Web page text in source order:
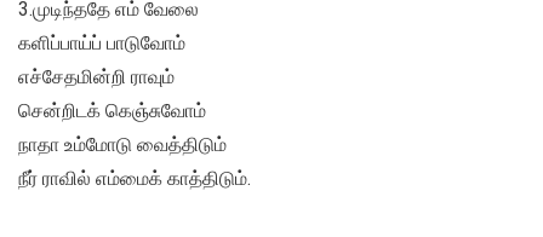
3.முடிந்ததே எம் வேலை
களிப்பாய்ப் பாடுவோம்
எச்சேதமின்றி ராவும்
சென்றிடக் கெஞ்சுவோம்
நாதா உம்மோடு வைத்திடும்
நீர் ராவில் எம்மைக் காத்திடும்.